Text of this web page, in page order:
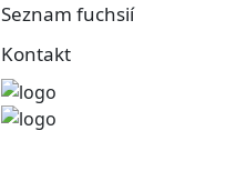
Seznam fuchsií
Kontakt